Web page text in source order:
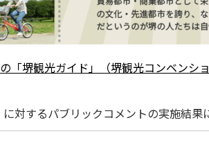
「堺観光ガイド」（堺観光コンベンシ
対するパブリックコメントの実施結果